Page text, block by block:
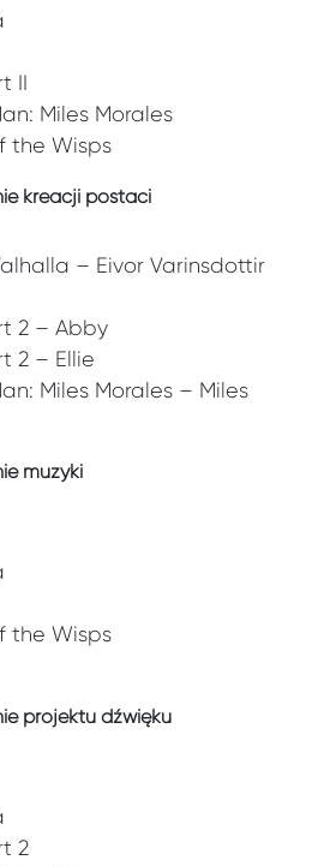
II
Miles Morales
the Wisps
kreacji postaci
– Eivor Varinsdottir
2 – Abby
2 – Ellie
Miles Morales – Miles
muzyki
the Wisps
projektu dźwięku
2